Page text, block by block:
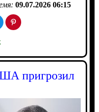
09.07.2026 06:15
пригрозил